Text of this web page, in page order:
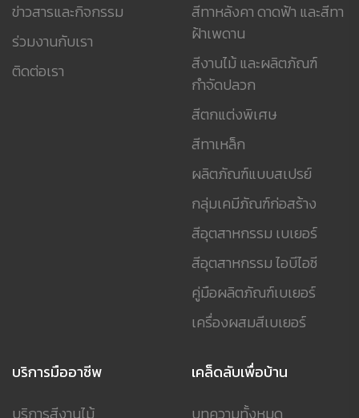
ข่าวสารและกิจกรรม
ร่วมงานกับเรา
ติดต่อเรา
สีทาหลังคา ดาดฟ้า และสีทา
ฝ้าเพดาน
สีงานไม้ และผลิตภัณฑ์
กำจัดปลวก
สีตกแต่งพิเศษ
สีทาเหล็ก
ผลิตภัณฑ์แบบสเปรย์
กลุ่มเคมีภัณฑ์ก่อสร้าง
สีอุตสาหกรรม เบเยอร์
สีอุตสาหกรรม ไอบีไอซี
คู่มือผลิตภัณฑ์เบเยอร์
เครื่องผสมสีเบเยอร์
บริการมืออาชีพ
เคล็ดลับเพื่อบ้าน